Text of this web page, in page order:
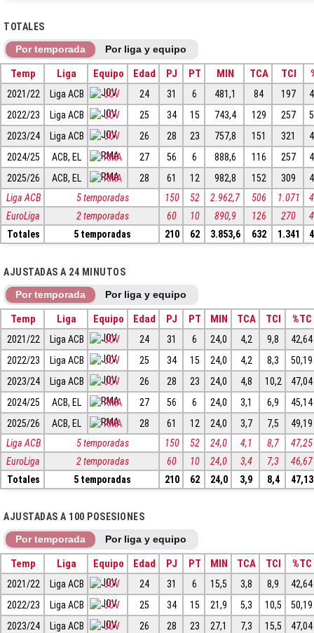
TOTALES
Por temporada Por liga y equipo
Temp Liga Equipo Edad PJ PT MIN TCA TCI
2021/22 Liga ACB JOV 24 31 6 481,1 84 197
2022/23
Liga ACB JOV 25 34 15 743,4 129 257
2023/24
Liga ACB JOV 26 28 23 757,8 151 321
2024/25
ACB, EL RMA 27 56 6 888,6 116 257
2025/26
ACB, EL RMA 28 61 12 982,8 152 309
Liga ACB
5 temporadas 150 52 2.962,7 506 1.071
EuroLiga
2 temporadas 60 10 890,9 126 270
Totales
5 temporadas 210 62 3.853,6 632 1.341
AJUSTADAS A 24 MINUTOS
Por temporada Por liga y equipo
Temp Liga Equipo Edad PJ PT MIN TCA TCI %TC
2021/22 Liga ACB JOV 24 31 6 24,0 4,2 9,8
42,64
2022/23
Liga ACB JOV 25 34 15 24,0 4,2 8,3
50,19
2023/24
Liga ACB JOV 26 28 23 24,0 4,8 10,2
47,04
2024/25
ACB, EL RMA 27 56 6 24,0 3,1 6,9
45,14
2025/26
ACB, EL RMA 28 61 12 24,0 3,7 7,5
49,19
Liga ACB
5 temporadas 150 52 24,0 4,1 8,7
47,25
EuroLiga
2 temporadas 60 10 24,0 3,4 7,3
46,67
Totales
5 temporadas 210 62 24,0 3,9 8,4 47,13
AJUSTADAS A 100 POSESIONES
Por temporada Por liga y equipo
Temp Liga Equipo Edad PJ PT MIN TCA TCI %TC
2021/22 Liga ACB JOV 24 31 6 15,5 3,8 8,9
42,64
2022/23
Liga ACB JOV 25 34 15 21,9 5,3 10,5
50,19
2023/24
Liga ACB JOV 26 28 23 27,1 7,3 15,5
47,04